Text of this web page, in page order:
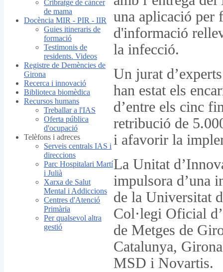
una aplicació per
d'informació
la infecció.
Un jurat
han estat els
d’entre els cinc
retribució de
i afavorir la
La Unitat
impulsora d’una
de la Universitat
Col·legi Oficial
de Metges de
Catalunya,
MSD i Novartis.
Cribratge de càncer
de mama
Docència MIR - PIR - IIR
Guies itineraris de
formació
Testimonis de
residents. Videos
Registre de Demències de
Girona
Recerca i innovació
Biblioteca biomèdica
Recursos humans
Treballar a l'IAS
Oferta pública
d'ocupació
Telèfons i adreces
Serveis centrals IAS i
direccions
Parc Hospitalari Martí
i Julià
Xarxa de Salut
Mental i Addiccions
Centres d'Atenció
Primària
Per qualsevol altra
gestió